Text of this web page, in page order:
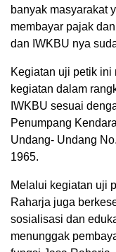
banyak masyarakat
membayar pajak
dan IWKBU nya
Kegiatan uji petik ini
kegiatan dalam
IWKBU sesuai
Penumpang
Undang- Undang
1965.
Melalui kegiatan uji
Raharja juga
sosialisasi dan
menunggak